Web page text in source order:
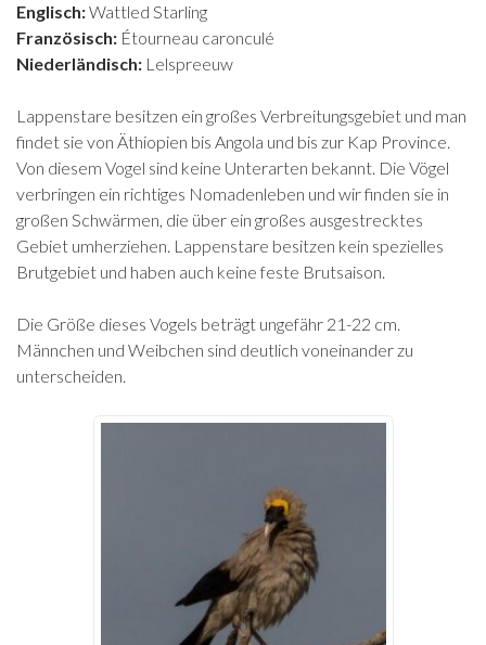
Englisch:Wattled Starling
Französisch: Étourneau caronculé
Niederländisch: Lelspreeuw
Lappenstare besitzen ein großes Verbreitungsgebiet und man
findet sie von Äthiopien bis Angola und bis zur Kap Province.
Von diesem Vogel sind keine Unterarten bekannt. Die Vögel
verbringen ein richtiges Nomadenleben und wir finden sie in
großen Schwärmen, die über ein großes ausgestrecktes
Gebiet umherziehen. Lappenstare besitzen kein spezielles
Brutgebiet und haben auch keine feste Brutsaison.
Die Größe dieses Vogels beträgt ungefähr 21-22 cm.
Männchen und Weibchen sind deutlich voneinander zu
unterscheiden.